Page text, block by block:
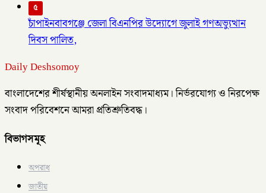
৫
চাঁপাইনবাবগঞ্জে জেলা বিএনপির উদ্যোগে জুলাই গণঅভ্যুত্থান
দিবস পালিত,
Daily Deshsomoy
বাংলাদেশের শীর্ষস্থানীয় অনলাইন সংবাদমাধ্যম। নির্ভরযোগ্য ও নিরপেক্ষ
সংবাদ পরিবেশনে আমরা প্রতিশ্রুতিবদ্ধ।
বিভাগসমূহ
অপরাধ
জাতীয়